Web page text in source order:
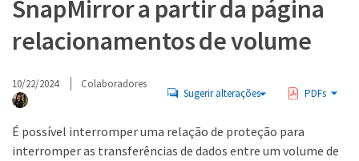
SnapMirror a partir da página
relacionamentos de volume
10/22/2024 Colaboradores
Sugerir alterações PDFs
É possível interromper uma relação de proteção para
interromper as transferências de dados entre um volume de